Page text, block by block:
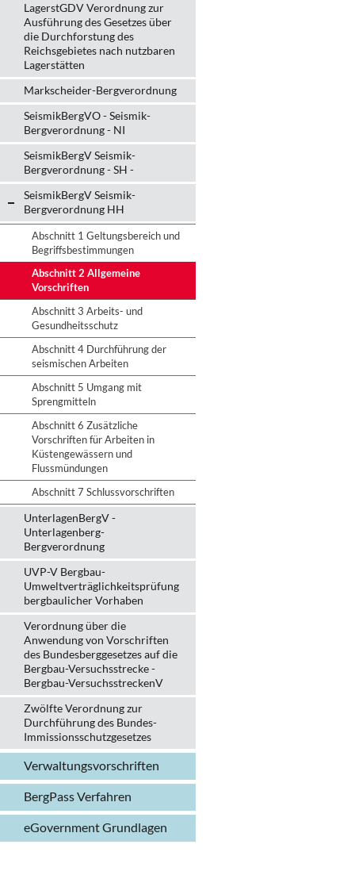
LagerstGDV Verordnung zur
Ausführung des Gesetzes über
die Durchforstung des
Reichsgebietes nach nutzbaren
Lagerstätten
Markscheider-Bergverordnung
SeismikBergVO - Seismik-
Bergverordnung - NI
SeismikBergV Seismik-
Bergverordnung - SH -
SeismikBergV Seismik-
Bergverordnung HH
Abschnitt 1 Geltungsbereich und
Begriffsbestimmungen
Abschnitt 2 Allgemeine
Vorschriften
Abschnitt 3 Arbeits- und
Gesundheitsschutz
Abschnitt 4 Durchführung der
seismischen Arbeiten
Abschnitt 5 Umgang mit
Sprengmitteln
Abschnitt 6 Zusätzliche
Vorschriften für Arbeiten in
Küstengewässern und
Flussmündungen
Abschnitt 7 Schlussvorschriften
UnterlagenBergV -
Unterlagenberg-
Bergverordnung
UVP-V Bergbau-
Umweltverträglichkeits­prüfung
bergbau­licher Vorhaben
Verordnung über die
Anwendung von Vorschriften
des Bundesberggesetzes auf die
Bergbau-Versuchsstrecke -
Bergbau-VersuchsstreckenV
Zwölfte Verordnung zur
Durchführung des Bundes-
Immissionsschutzgesetzes
Verwaltungs­vorschriften
BergPass Verfahren
eGovernment Grundlagen